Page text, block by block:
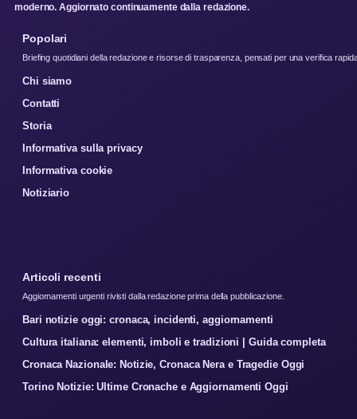
moderno. Aggiornato continuamente dalla redazione.
Popolari
Briefing quotidiani della redazione e risorse di trasparenza, pensati per una verifica
Chi siamo
Contatti
Storia
Informativa sulla privacy
Informativa cookie
Notiziario
Articoli recenti
Aggiornamenti urgenti rivisti dalla redazione prima della pubblicazione.
Bari notizie oggi: cronaca, incidenti, aggiornamenti
Cultura italiana: elementi, imboli e tradizioni | Guida completa
Cronaca Nazionale: Notizie, Cronaca Nera e Tragedie Oggi
Torino Notizie: Ultime Cronache e Aggiornamenti Oggi